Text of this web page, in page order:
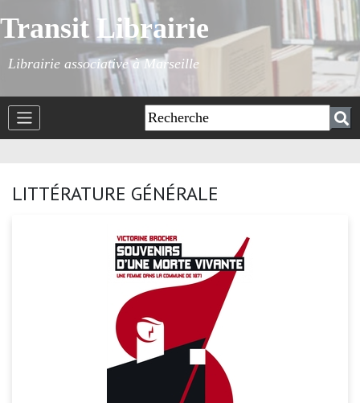
Transit Librairie
Librairie associative à Marseille
LITTÉRATURE GÉNÉRALE